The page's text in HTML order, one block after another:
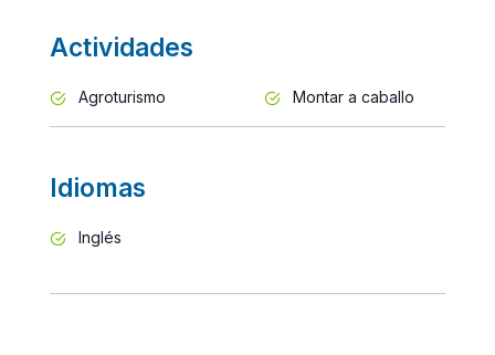
Actividades
Agroturismo Montar a caballo
Idiomas
Inglés